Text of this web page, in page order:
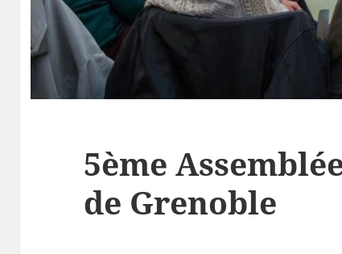
5ème
de Grenoble